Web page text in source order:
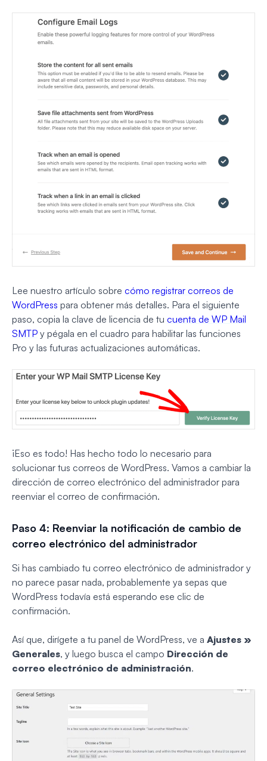
Lee nuestro artículo sobre cómo registrar correos de
WordPress para obtener más detalles. Para el siguiente
paso, copia la clave de licencia de tu cuenta de WP Mail
SMTP y pégala en el cuadro para habilitar las funciones
Pro y las futuras actualizaciones automáticas.
¡Eso es todo! Has hecho todo lo necesario para
solucionar tus correos de WordPress. Vamos a cambiar la
dirección de correo electrónico del administrador para
reenviar el correo de confirmación.
Paso 4: Reenviar la notificación de cambio de
correo electrónico del administrador
Si has cambiado tu correo electrónico de administrador y
no parece pasar nada, probablemente ya sepas que
WordPress todavía está esperando ese clic de
confirmación.
Así que, dirígete a tu panel de WordPress, ve a Ajustes »
Generales, y luego busca el campo Dirección de
correo electrónico de administración.